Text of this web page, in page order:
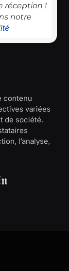
réception !
notre
contenu
variées
de société.
l’analyse,